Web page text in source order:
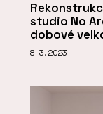
studio No
dobové
8. 3. 2023